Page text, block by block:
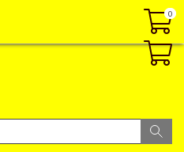
0
0